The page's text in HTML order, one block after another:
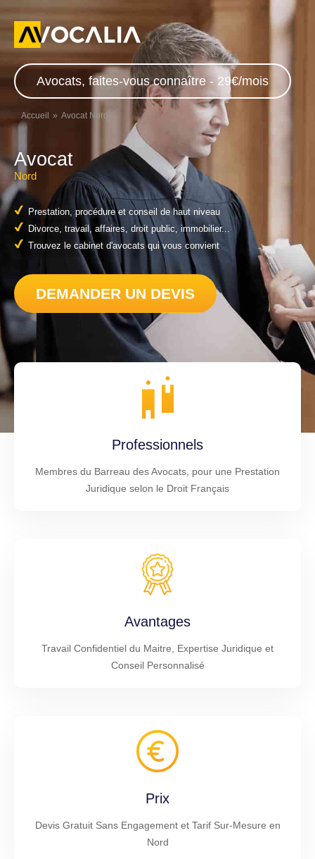
Avocats, faites-vous connaître - 29€/mois
Accueil Avocat Nord
Avocat
Nord
Prestation, procédure et conseil de haut niveau
Divorce, travail, affaires, droit public, immobilier...
Trouvez le cabinet d'avocats qui vous convient
DEMANDER UN DEVIS
Professionnels
Membres du Barreau des Avocats, pour une Prestation
Juridique selon le Droit Français
Avantages
Travail Confidentiel du Maitre, Expertise Juridique et
Conseil Personnalisé
Prix
Devis Gratuit Sans Engagement et Tarif Sur-Mesure en
Nord